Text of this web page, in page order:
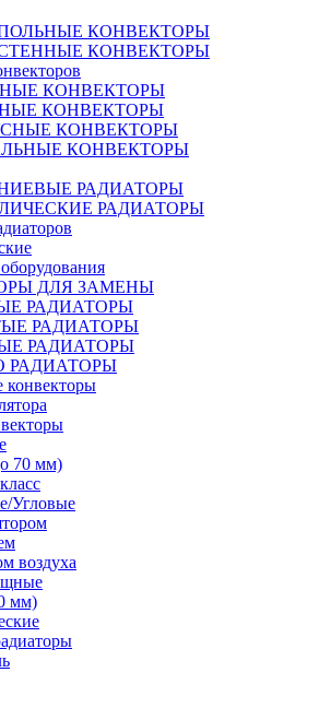
КОНВЕКТОРЫ
КОНВЕКТОРЫ
КОНВЕКТОРЫ
КОНВЕКТОРЫ
КОНВЕКТОРЫ
КОНВЕКТОРЫ
РАДИАТОРЫ
РАДИАТОРЫ
ДЛЯ ЗАМЕНЫ
РАДИАТОРЫ
РАДИАТОРЫ
РАДИАТОРЫ
РАДИАТОРЫ
конвекторы
70 мм)
Угловые
воздуха
мм)